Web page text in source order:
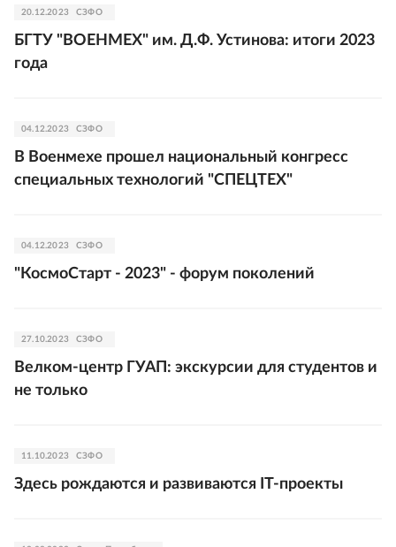
20.12.2023 СЗФО
БГТУ "ВОЕНМЕХ" им. Д.Ф. Устинова: итоги 2023
года
04.12.2023 СЗФО
В Военмехе прошел национальный конгресс
специальных технологий "СПЕЦТЕХ"
04.12.2023 СЗФО
"КосмоСтарт - 2023" - форум поколений
27.10.2023 СЗФО
Велком-центр ГУАП: экскурсии для студентов и
не только
11.10.2023 СЗФО
Здесь рождаются и развиваются IT-проекты